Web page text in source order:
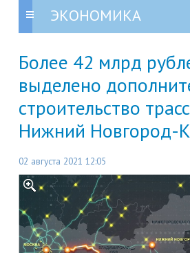
ЭКОНОМИКА
Более 42 млрд
выделено
строительство
Нижний Новгород-
02 августа 2021 12:05